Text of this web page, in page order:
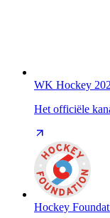
WK Hockey
Het officiële
Hockey